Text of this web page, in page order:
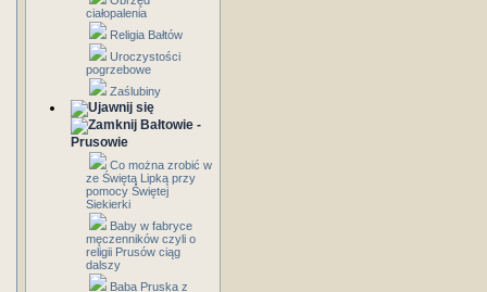
ciałopalenia
Religia Bałtów
Uroczystości
pogrzebowe
Zaślubiny
Bałtowie -
Prusowie
Co można zrobić w
ze Świętą Lipką przy
pomocy Świętej
Siekierki
Baby w fabryce
męczenników czyli o
religii Prusów ciąg
dalszy
Baba Pruska z